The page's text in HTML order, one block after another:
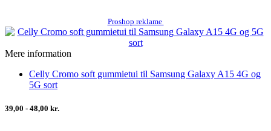
Proshop reklame
Mere information
Celly Cromo soft gummietui til Samsung Galaxy A15 4G og
5G sort
39,00 - 48,00 kr.